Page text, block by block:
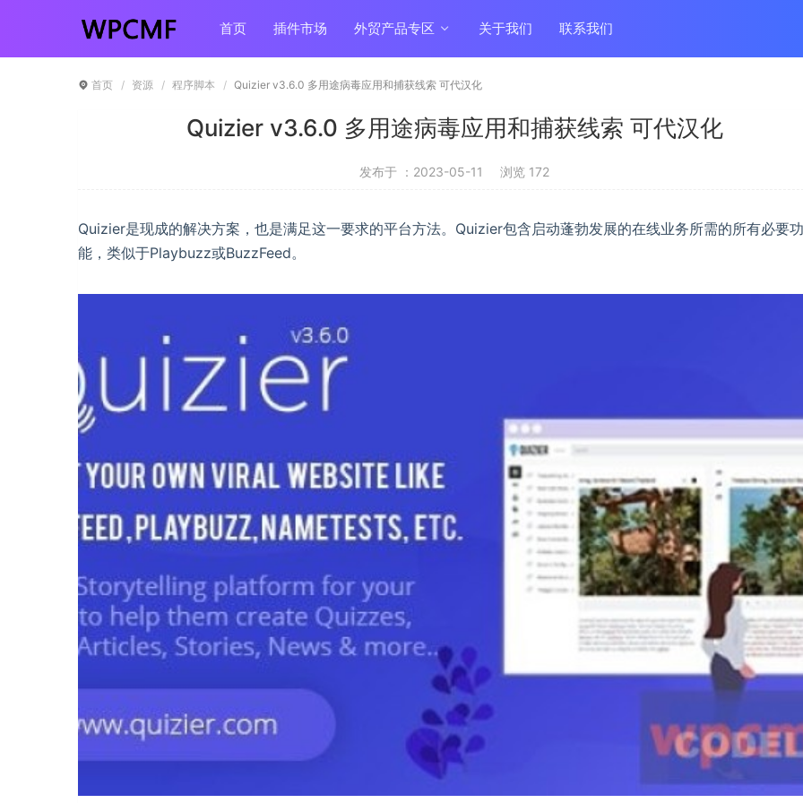
首页 插件市场 外贸产品专区 关于我们 联系我们
首页 资源 程序脚本 Quizier v3.6.0 多用途病毒应用和捕获线索 可代汉化
Quizier v3.6.0 多用途病毒应用和捕获线索 可代汉化
发布于 ：2023-05-11 浏览 172
Quizier是现成的解决方案，也是满足这一要求的平台方法。Quizier包含启动蓬勃发展的在线业务所需的所有必要功
能，类似于Playbuzz或BuzzFeed。